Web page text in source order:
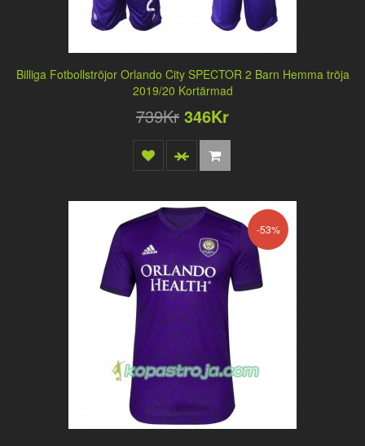
Billiga Fotbollströjor Orlando City SPECTOR 2 Barn Hemma tröja
2019/20 Kortärmad
739Kr 346Kr
-53%